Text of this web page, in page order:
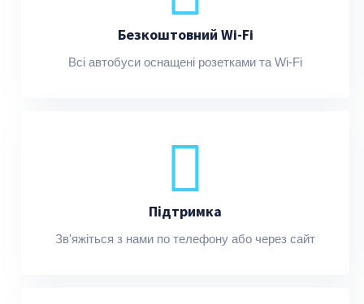
Безкоштовний Wi-Fi
Всі автобуси оснащені розетками та Wi-Fi
Підтримка
Зв'яжіться з нами по телефону або через сайт